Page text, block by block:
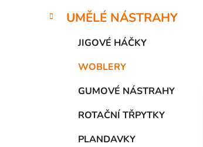
UMĚLÉ NÁSTRAHY
JIGOVÉ HÁČKY
WOBLERY
GUMOVÉ NÁSTRAHY
ROTAČNÍ TŘPYTKY
PLANDAVKY